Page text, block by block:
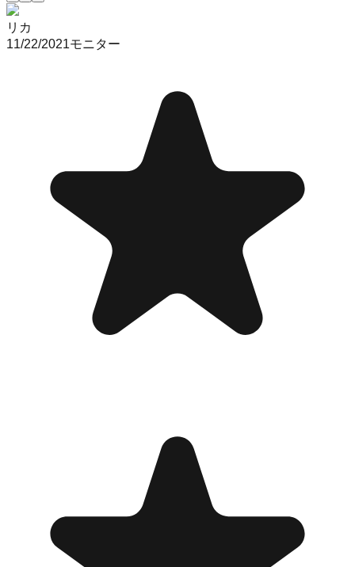
リカ
11/22/2021モニター